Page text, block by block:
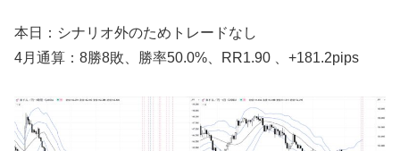
本日：シナリオ外のためトレードなし
4月通算：8勝8敗、勝率50.0%、RR1.90 、+181.2pips